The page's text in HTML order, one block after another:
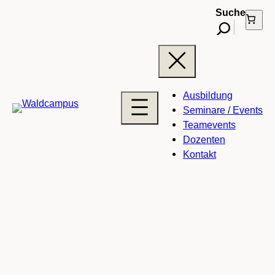
Suche
Ausbildung
Seminare / Events
Teamevents
Dozenten
Kontakt